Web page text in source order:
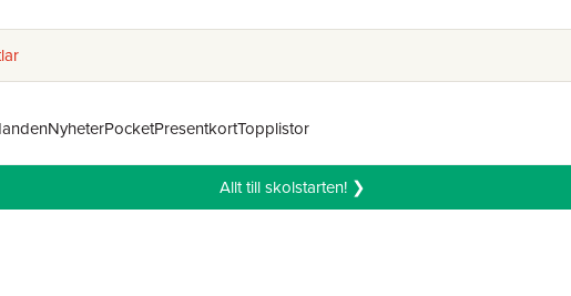
NyheterPocketPresentkortTopplistor
Allt till skolstarten! ❯